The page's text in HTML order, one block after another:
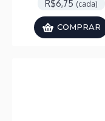
R$6,75 (cada)
COMPRAR